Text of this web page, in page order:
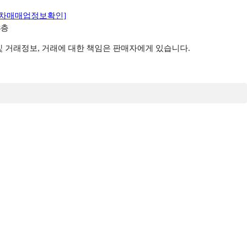
매매업정보확인]
래정보, 거래에 대한 책임은 판매자에게 있습니다.